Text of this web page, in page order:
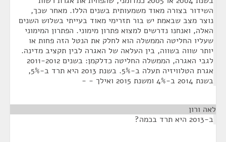
השידור בצורה מאוד משמעותית בשנים הללו. מאחר שכך,
נוצר מצב שבאמת יש בור תזרימי מאוד בעייתי בשלוש השנים
האלה, ואנחנו נדרשים למצוא פתרון מימוני. הפתרון המימוני
שעליו החליטה הממשלה הוא לחלק את הנטל הזה פחות או
יותר שווה בשווה, בין העלאה של האגרה לבין תקציב מדינה.
לגבי האגרה, הממשלה החליטה כדלקמן: בשנים 2011-2012
אגרת הטלוויזיה תעלה ב-5%. בשנת 2013 היא תרד ב-5%,
בשנת 2014 ב-4% ומשנת 2015 ואילך - -
לאה ורון
ב-2013 היא תרד בכמה?